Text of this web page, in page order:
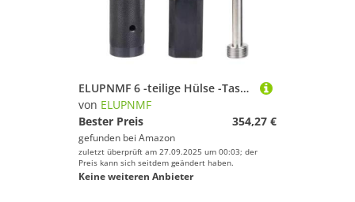
ELUPNMF 6 -teilige Hülse -Tasse Remover -Set -Motorhülle -Puller -Werkzeug Kompatibel mit Kraftstoffsystem Reparaturvergleich mit verschiedenen Motormodellen
von ELUPNMF
Bester Preis
354,27 €
gefunden bei Amazon
zuletzt überprüft am 27.09.2025 um 00:03; der
Preis kann sich seitdem geändert haben.
Keine weiteren Anbieter